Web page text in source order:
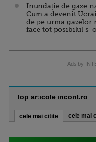
Inundație de gaze
Cum a devenit
de pe urma gazelor
face tot posibilul s-
Ads by
Top articole incont.ro
cele mai citite cele mai